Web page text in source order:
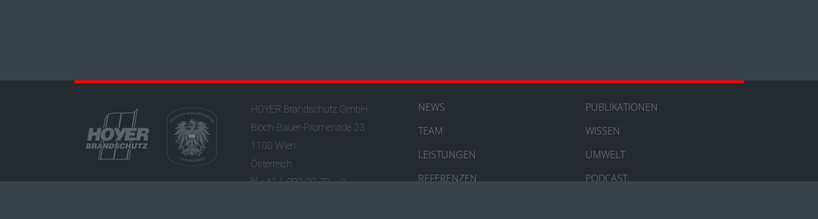
HOYER Brandschutz GmbH
Bloch-Bauer-Promenade 23
1100 Wien
Österreich
[t] +43 1 982 28 70 – 0
NEWS
TEAM
LEISTUNGEN
REFERENZEN
PUBLIKATIONEN
WISSEN
UMWELT
PODCAST